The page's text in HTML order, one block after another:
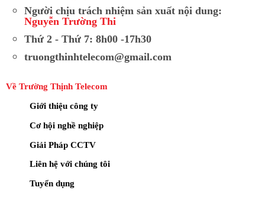
Người chịu trách nhiệm sản xuất nội dung:
Nguyễn Trường Thi
Thứ 2 - Thứ 7: 8h00 -17h30
truongthinhtelecom@gmail.com
Về Trường Thịnh Telecom
Giới thiệu công ty
Cơ hội nghề nghiệp
Giải Pháp CCTV
Liên hệ với chúng tôi
Tuyển dụng